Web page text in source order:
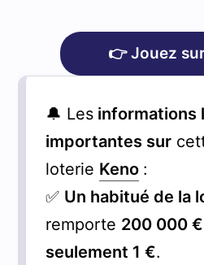
👉 Jouez
🔔 Lesinformations
importantes sur
loterie Keno :
✅ Un habitué de la
remporte 200 000 €
seulement 1 €.